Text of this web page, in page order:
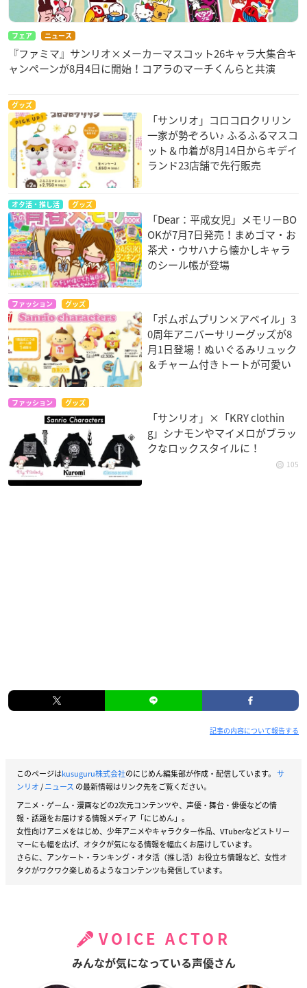
フェア ニュース
『ファミマ』サンリオ×メーカーマスコット26キャラ大集合キ
ャンペーンが8月4日に開始！コアラのマーチくんらと共演
グッズ
「サンリオ」コロコロクリリン
一家が勢ぞろい♪ ふるふるマスコ
ット＆巾着が8月14日からキデイ
ランド23店舗で先行販売
オタ活・推し活 グッズ
「Dear：平成女児」メモリーBO
OKが7月7日発売！まめゴマ・お
茶犬・ウサハナら懐かしキャラ
のシール帳が登場
ファッション グッズ
「ポムポムプリン×アベイル」3
0周年アニバーサリーグッズが8
月1日登場！ぬいぐるみリュック
＆チャーム付きトートが可愛い
ファッション グッズ
「サンリオ」×「KRY clothin
g」シナモンやマイメロがブラッ
クなロックスタイルに！
105
記事の内容について報告する
このページはkusuguru株式会社のにじめん編集部が作成・配信しています。 サ
ンリオ/ニュース の最新情報はリンク先をご覧ください。
アニメ・ゲーム・漫画などの2次元コンテンツや、声優・舞台・俳優などの情
報・話題をお届けする情報メディア「にじめん」。
女性向けアニメをはじめ、少年アニメやキャラクター作品、VTuberなどストリー
マーにも幅を広げ、オタクが気になる情報を幅広くお届けしています。
さらに、アンケート・ランキング・オタ活（推し活）お役立ち情報など、女性オ
タクがワクワク楽しめるようなコンテンツも発信しています。
VOICE ACTOR
みんなが気になっている声優さん